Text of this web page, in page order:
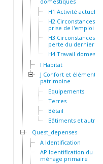
H1 Activité actuelle
H2 Circonstances de
prise de l'emploi
H3 Circonstances de
perte du dernier
H4 Travail
I Habitat
J Confort et éléments de
patrimoine
Equipements
Terres
Bétail
Bâtiments et autres
Quest_depenses
A Identification
AP Identification du
ménage primaire